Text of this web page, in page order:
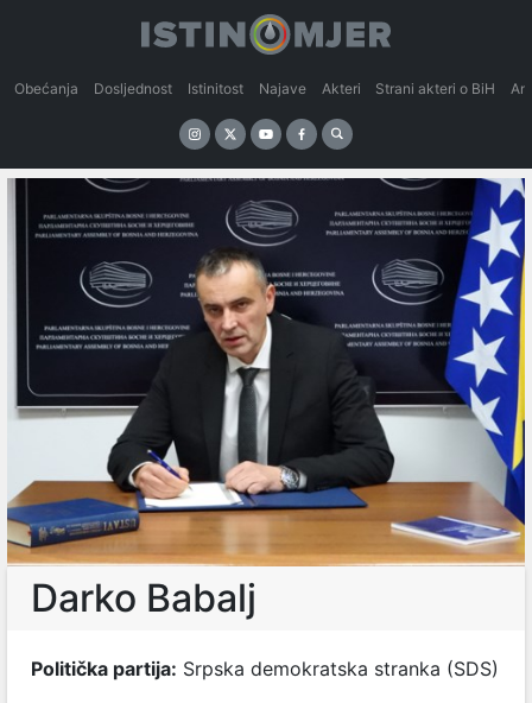
Obećanja Dosljednost Istinitost Najave Akteri Strani akteri o BiH
Darko Babalj
Politička partija: Srpska demokratska stranka (SDS)